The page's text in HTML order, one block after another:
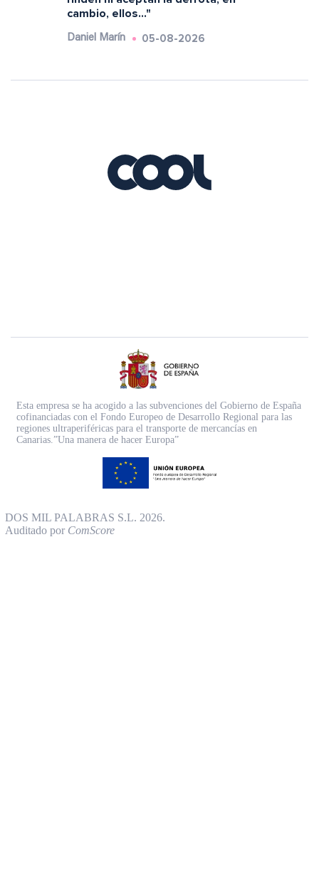
cambio, ellos..."
Daniel Marín 05-08-2026
Esta empresa se ha acogido a las subvenciones del Gobierno de España
cofinanciadas con el Fondo Europeo de Desarrollo Regional para las
regiones ultraperiféricas para el transporte de mercancías en
Canarias.”Una manera de hacer Europa”
DOS MIL PALABRAS S.L. 2026.
Auditado por ComScore